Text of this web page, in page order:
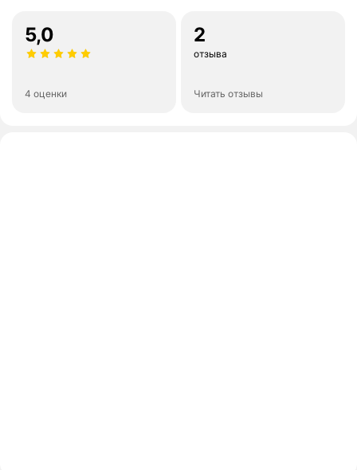
5,0
4 оценки
2
отзыва
Читать отзывы